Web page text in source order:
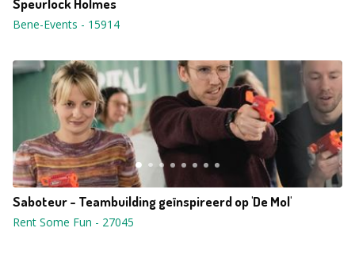
Speurlock Holmes
Bene-Events - 15914
Saboteur - Teambuilding geïnspireerd op 'De Mol'
Rent Some Fun - 27045